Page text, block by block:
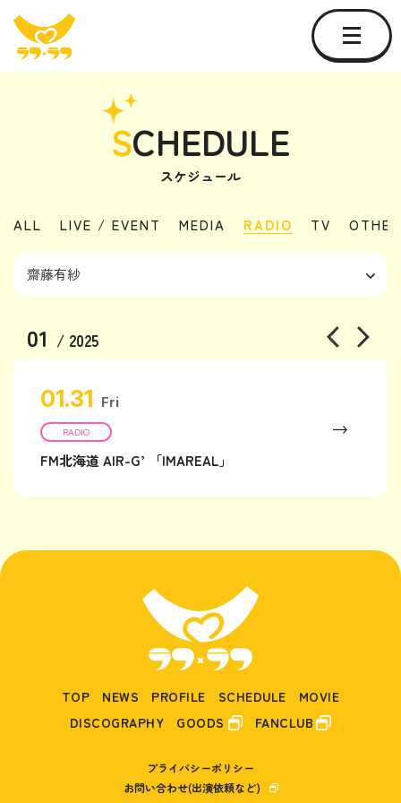
SCHEDULE
スケジュール
ALL LIVE / EVENT MEDIA RADIO TV OTHER
01 / 2025
01.31 Fri
RADIO
FM北海道 AIR-G’ 「IMAREAL」
TOP NEWS PROFILE SCHEDULE
MOVIE
DISCOGRAPHY
GOODS FANCLUB
プライバシーポリシー
お問い合わせ(出演依頼など)